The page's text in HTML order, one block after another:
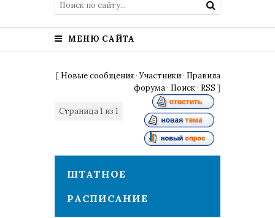
МЕНЮ САЙТА
[ Новые сообщения ·Участники · Правила
форума · Поиск · RSS ]
Страница1 из 1
ШТАТНОЕ
РАСПИСАНИЕ